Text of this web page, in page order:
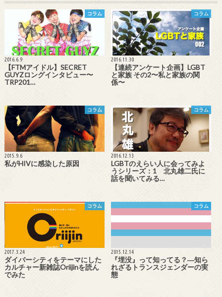
コラム
2016.6.9
【FTMアイドル】SECRET
GUYZロングインタビュー〜
TRP201…
コラム
2016.11.30
【連続アンケート企画】LGBT
と家族 その2〜私と家族の関
係〜
コラム
2015.9.6
私がHIVに感染した原因
コラム
2016.12.13
LGBTのえらい人に会ってみよ
うシリーズ：1 北丸雄二氏に
話を聞いてみる…
コラム
2017.3.24
ダイバーシティをテーマにした
カルチャー新雑誌Oriijinを読ん
でみた
コラム
2015.12.14
『埋没』って知ってる？―知ら
れざるトランスジェンダーの実
態